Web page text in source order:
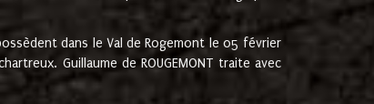
dans le Val de Rogemont le 05 février
Guillaume de ROUGEMONT traite avec